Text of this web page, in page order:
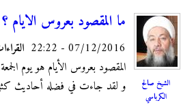
الشيخ صالح
الكرباسي
ما المقصود بعروس الايام ؟
07/12/2016 - 22:22
المقصود بعروس الأيام هو يوم
و لقد جاءت في فضله أحاديث